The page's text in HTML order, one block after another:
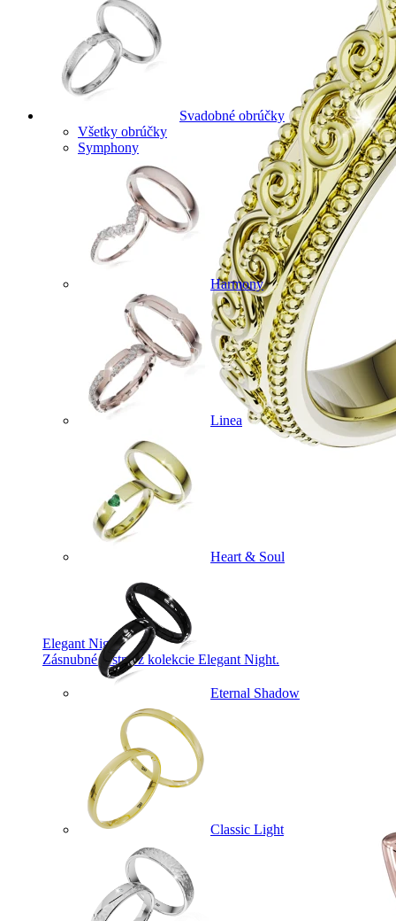
Elegant Night
Zásnubné prstne z kolekcie Elegant Night.
Svadobné obrúčky
Všetky obrúčky
Symphony
Harmony
Linea
Heart & Soul
Eternal Shadow
Classic Light